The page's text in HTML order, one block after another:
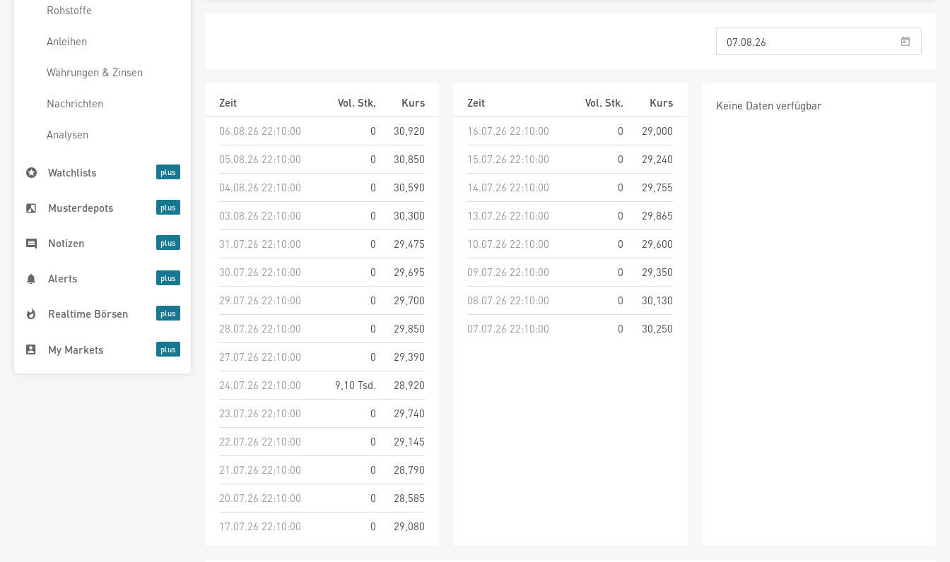
Rohstoffe
Anleihen
Währungen & Zinsen
Nachrichten
Analysen
Watchlists
Musterdepots
Notizen
Alerts
Realtime Börsen
My Markets
Zeit Vol. Stk.
Kurs
06.08.26 22:10:00
0
30,920
05.08.26 22:10:00
0
30,850
04.08.26 22:10:00
0
30,590
03.08.26 22:10:00
0
30,300
31.07.26 22:10:00
0
29,475
30.07.26 22:10:00
0
29,695
29.07.26 22:10:00
0
29,700
28.07.26 22:10:00
0
29,850
27.07.26 22:10:00
0
29,390
24.07.26 22:10:00
9,10 Tsd.
28,920
23.07.26 22:10:00
0
29,740
22.07.26 22:10:00
0
29,145
21.07.26 22:10:00
0
28,790
20.07.26 22:10:00
0
28,585
17.07.26 22:10:00
0 29,080
Zeit Vol. Stk.
Kurs
16.07.26 22:10:00
0
29,000
15.07.26 22:10:00
0
29,240
14.07.26 22:10:00
0
29,755
13.07.26 22:10:00
0
29,865
10.07.26 22:10:00
0
29,600
09.07.26 22:10:00
0
29,350
08.07.26 22:10:00
0
30,130
07.07.26 22:10:00
0 30,250
Keine Daten verfügbar